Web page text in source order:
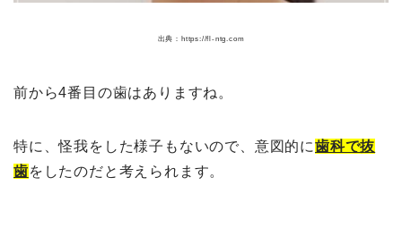
出典：https://fl-ntg.com
前から4番目の歯はありますね。
特に、怪我をした様子もないので、意図的に歯科で抜
歯をしたのだと考えられます。